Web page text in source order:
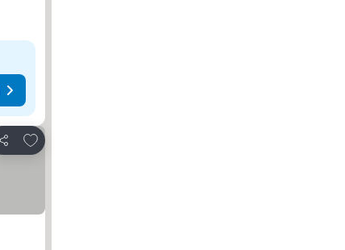
Condividi
Aggiungi ai preferiti